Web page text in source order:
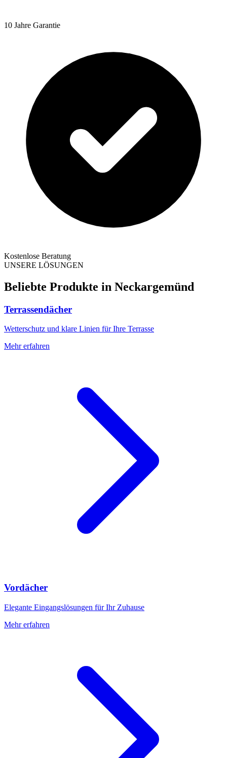
10 Jahre Garantie
Kostenlose Beratung
UNSERE LÖSUNGEN
Beliebte Produkte in Neckargemünd
Terrassendächer
Wetterschutz und klare Linien für Ihre Terrasse
Mehr erfahren
Vordächer
Elegante Eingangslösungen für Ihr Zuhause
Mehr erfahren